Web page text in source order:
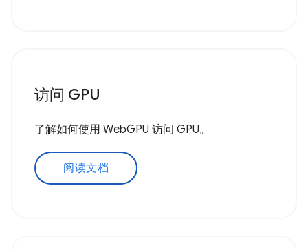
访问 GPU
了解如何使用 WebGPU 访问 GPU。
阅读文档